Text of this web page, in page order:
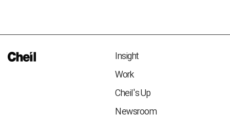
Insight
Work
Cheil's Up
Newsroom